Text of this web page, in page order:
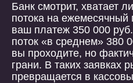
Банк смотрит, хватает
потока на ежемесячный
ваш платеж 350 000
поток «в среднем»
вы проходите, но
грани. В таких заявках
превращается в